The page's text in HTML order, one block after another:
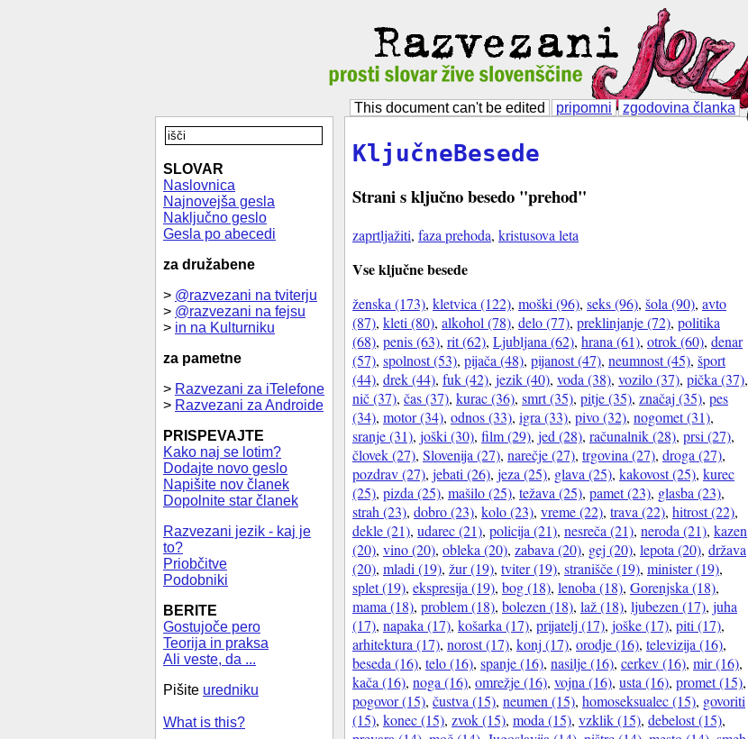
This document can't be edited pripomni zgodovina članka
SLOVAR
Naslovnica
Najnovejša gesla
Naključno geslo
Gesla po abecedi
za družabene
> @razvezani na tviterju
> @razvezani na fejsu
> in na Kulturniku
za pametne
> Razvezani za iTelefone
> Razvezani za Androide
PRISPEVAJTE
Kako naj se lotim?
Dodajte novo geslo
Napišite nov članek
Dopolnite star članek
Razvezani jezik - kaj je
to?
Priobčitve
Podobniki
BERITE
Gostujoče pero
Teorija in praksa
Ali veste, da ...
Pišite uredniku
What is this?
KljučneBesede
Strani s ključno besedo "prehod"
zaprtljažiti, faza prehoda, kristusova leta
Vse ključne besede
ženska (173), kletvica (122), moški (96), seks (96), šola (90), avto
(87), kleti (80), alkohol (78), delo (77), preklinjanje (72), politika
(68), penis (63), rit (62), Ljubljana (62), hrana (61), otrok (60), denar
(57), spolnost (53), pijača (48), pijanost (47), neumnost (45), šport
(44), drek (44), fuk (42), jezik (40), voda (38), vozilo (37), pička (37),
nič (37), čas (37), kurac (36), smrt (35), pitje (35), značaj (35), pes
(34), motor (34), odnos (33), igra (33), pivo (32), nogomet (31),
sranje (31), joški (30), film (29), jed (28), računalnik (28), prsi (27),
človek (27), Slovenija (27), narečje (27), trgovina (27), droga (27),
pozdrav (27), jebati (26), jeza (25), glava (25), kakovost (25), kurec
(25), pizda (25), mašilo (25), težava (25), pamet (23), glasba (23),
strah (23), dobro (23), kolo (23), vreme (22), trava (22), hitrost (22),
dekle (21), udarec (21), policija (21), nesreča (21), neroda (21), kazen
(20), vino (20), obleka (20), zabava (20), gej (20), lepota (20), država
(20), mladi (19), žur (19), tviter (19), stranišče (19), minister (19),
splet (19), ekspresija (19), bog (18), lenoba (18), Gorenjska (18),
mama (18), problem (18), bolezen (18), laž (18), ljubezen (17), juha
(17), napaka (17), košarka (17), prijatelj (17), joške (17), piti (17),
arhitektura (17), norost (17), konj (17), orodje (16), televizija (16),
beseda (16), telo (16), spanje (16), nasilje (16), cerkev (16), mir (16),
kača (16), noga (16), omrežje (16), vojna (16), usta (16), promet (15),
pogovor (15), čustva (15), neumen (15), homoseksualec (15), govoriti
(15), konec (15), zvok (15), moda (15), vzklik (15), debelost (15),